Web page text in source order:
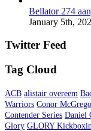
Bellator 274
January 5th,
Twitter Feed
Tag Cloud
ACB alistair overeem
Warriors Conor
Contender Series Daniel
Glory GLORY